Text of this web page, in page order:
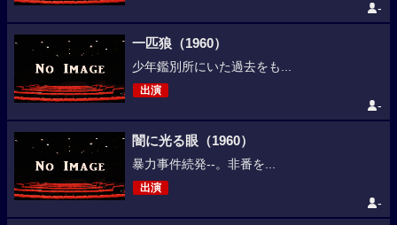
-
一匹狼（1960）
少年鑑別所にいた過去をも...
出演
-
闇に光る眼（1960）
暴力事件続発--。非番を...
出演
-